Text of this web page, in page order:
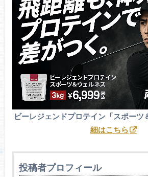
ビーレジェンドプロテイン「スポー
細はこちら
投稿者プロフィール